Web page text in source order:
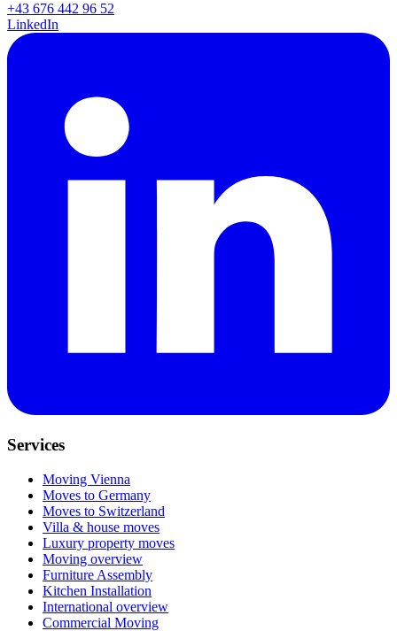
+43 676 442 96 52
LinkedIn
Services
Moving Vienna
Moves to Germany
Moves to Switzerland
Villa & house moves
Luxury property moves
Moving overview
Furniture Assembly
Kitchen Installation
International overview
Commercial Moving